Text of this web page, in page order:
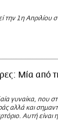
την 1η
Μία από
γυναίκα, που
αλλά και
Αυτή είναι η